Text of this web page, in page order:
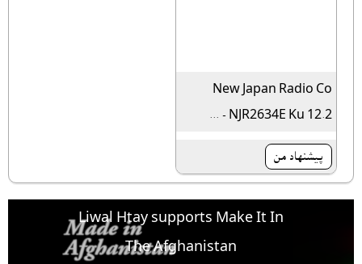
New Japan Radio Co
NJR2634E Ku 12.2 - ...
پیشنهاد من
Liwal Htay supports Make It In
The Afghanistan